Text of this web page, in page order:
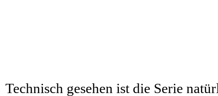
Technisch gesehen ist die Serie